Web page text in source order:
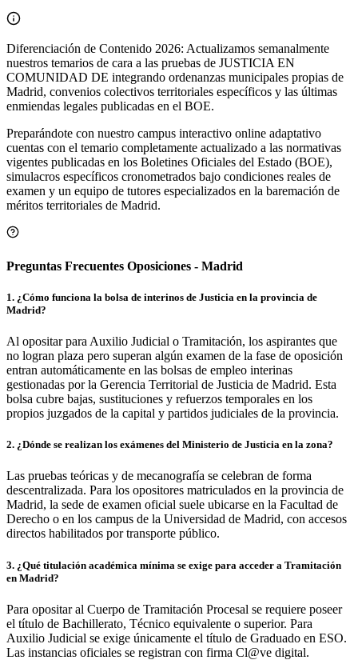
Diferenciación de Contenido 2026: Actualizamos semanalmente
nuestros temarios de cara a las pruebas de JUSTICIA EN
COMUNIDAD DE integrando ordenanzas municipales propias de
Madrid, convenios colectivos territoriales específicos y las últimas
enmiendas legales publicadas en el BOE.
Preparándote con nuestro campus interactivo online adaptativo
cuentas con el temario completamente actualizado a las normativas
vigentes publicadas en los Boletines Oficiales del Estado (BOE),
simulacros específicos cronometrados bajo condiciones reales de
examen y un equipo de tutores especializados en la baremación de
méritos territoriales de Madrid.
Preguntas Frecuentes Oposiciones - Madrid
1. ¿Cómo funciona la bolsa de interinos de Justicia en la provincia de
Madrid?
Al opositar para Auxilio Judicial o Tramitación, los aspirantes que
no logran plaza pero superan algún examen de la fase de oposición
entran automáticamente en las bolsas de empleo interinas
gestionadas por la Gerencia Territorial de Justicia de Madrid. Esta
bolsa cubre bajas, sustituciones y refuerzos temporales en los
propios juzgados de la capital y partidos judiciales de la provincia.
2. ¿Dónde se realizan los exámenes del Ministerio de Justicia en la zona?
Las pruebas teóricas y de mecanografía se celebran de forma
descentralizada. Para los opositores matriculados en la provincia de
Madrid, la sede de examen oficial suele ubicarse en la Facultad de
Derecho o en los campus de la Universidad de Madrid, con accesos
directos habilitados por transporte público.
3. ¿Qué titulación académica mínima se exige para acceder a Tramitación
en Madrid?
Para opositar al Cuerpo de Tramitación Procesal se requiere poseer
el título de Bachillerato, Técnico equivalente o superior. Para
Auxilio Judicial se exige únicamente el título de Graduado en ESO.
Las instancias oficiales se registran con firma Cl@ve digital.